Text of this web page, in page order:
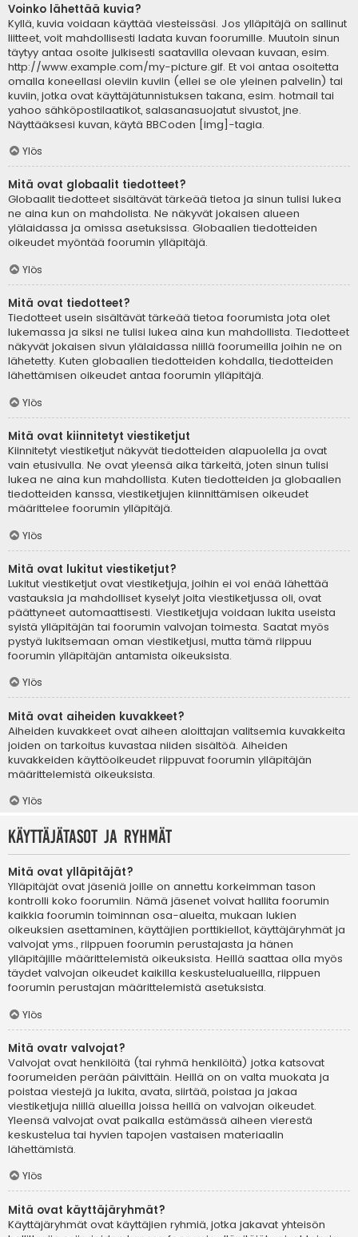
Voinko lähettää kuvia?
Kyllä, kuvia voidaan käyttää viesteissäsi. Jos ylläpitäjä on sallinut
liitteet, voit mahdollisesti ladata kuvan foorumille. Muutoin sinun
täytyy antaa osoite julkisesti saatavilla olevaan kuvaan, esim.
http://www.example.com/my-picture.gif. Et voi antaa osoitetta
omalla koneellasi oleviin kuviin (ellei se ole yleinen palvelin) tai
kuviin, jotka ovat käyttäjätunnistuksen takana, esim. hotmail tai
yahoo sähköpostilaatikot, salasanasuojatut sivustot, jne.
Näyttääksesi kuvan, käytä BBCoden [img]-tagia.
Ylös
Mitä ovat globaalit tiedotteet?
Globaalit tiedotteet sisältävät tärkeää tietoa ja sinun tulisi lukea
ne aina kun on mahdolista. Ne näkyvät jokaisen alueen
ylälaidassa ja omissa asetuksissa. Globaalien tiedotteiden
oikeudet myöntää foorumin ylläpitäjä.
Ylös
Mitä ovat tiedotteet?
Tiedotteet usein sisältävät tärkeää tietoa foorumista jota olet
lukemassa ja siksi ne tulisi lukea aina kun mahdollista. Tiedotteet
näkyvät jokaisen sivun ylälaidassa niillä foorumeilla joihin ne on
lähetetty. Kuten globaalien tiedotteiden kohdalla, tiedotteiden
lähettämisen oikeudet antaa foorumin ylläpitäjä.
Ylös
Mitä ovat kiinnitetyt viestiketjut
Kiinnitetyt viestiketjut näkyvät tiedotteiden alapuolella ja ovat
vain etusivulla. Ne ovat yleensä aika tärkeitä, joten sinun tulisi
lukea ne aina kun mahdollista. Kuten tiedotteiden ja globaalien
tiedotteiden kanssa, viestiketjujen kiinnittämisen oikeudet
määrittelee foorumin ylläpitäjä.
Ylös
Mitä ovat lukitut viestiketjut?
Lukitut viestiketjut ovat viestiketjuja, joihin ei voi enää lähettää
vastauksia ja mahdolliset kyselyt joita viestiketjussa oli, ovat
päättyneet automaattisesti. Viestiketjuja voidaan lukita useista
syistä ylläpitäjän tai foorumin valvojan toimesta. Saatat myös
pystyä lukitsemaan oman viestiketjusi, mutta tämä riippuu
foorumin ylläpitäjän antamista oikeuksista.
Ylös
Mitä ovat aiheiden kuvakkeet?
Aiheiden kuvakkeet ovat aiheen aloittajan valitsemia kuvakkeita
joiden on tarkoitus kuvastaa niiden sisältöä. Aiheiden
kuvakkeiden käyttöoikeudet riippuvat foorumin ylläpitäjän
määrittelemistä oikeuksista.
Ylös
Käyttäjätasot ja ryhmät
Mitä ovat ylläpitäjät?
Ylläpitäjät ovat jäseniä joille on annettu korkeimman tason
kontrolli koko foorumiin. Nämä jäsenet voivat hallita foorumin
kaikkia foorumin toiminnan osa-alueita, mukaan lukien
oikeuksien asettaminen, käyttäjien porttikiellot, käyttäjäryhmät ja
valvojat yms., riippuen foorumin perustajasta ja hänen
ylläpitäjille määrittelemistä oikeuksista. Heillä saattaa olla myös
täydet valvojan oikeudet kaikilla keskustelualueilla, riippuen
foorumin perustajan määrittelemistä asetuksista.
Ylös
Mitä ovatr valvojat?
Valvojat ovat henkilöitä (tai ryhmä henkilöitä) jotka katsovat
foorumeiden perään päivittäin. Heillä on on valta muokata ja
poistaa viestejä ja lukita, avata, siirtää, poistaa ja jakaa
viestiketjuja niillä alueilla joissa heillä on valvojan oikeudet.
Yleensä valvojat ovat paikalla estämässä aiheen vierestä
keskustelua tai hyvien tapojen vastaisen materiaalin
lähettämistä.
Ylös
Mitä ovat käyttäjäryhmät?
Käyttäjäryhmät ovat käyttäjien ryhmiä, jotka jakavat yhteisön